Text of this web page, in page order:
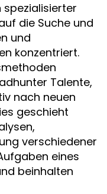
spezialisierter
die Suche und
und
konzentriert.
Talente,
nach neuen
geschieht
verschiedener
eines
beinhalten